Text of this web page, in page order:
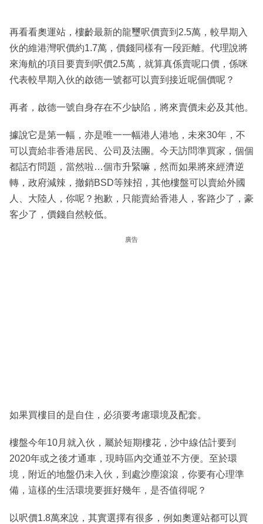
再看看奧運站，樓齡最新的龍璽呎價賣到2.5萬，較早期入
伙的維港灣呎價約1.7萬，價錢同樣有一段距離。代理說將
來海航的項目要賣到呎價2.5萬，就算真係賣呢口價，係咪
代表較早期入伙的啟徳一號都可以賣到接近呢個價呢？
再者，啟德一號自身存在不少缺陷，將來賣價未必及其他。
據說它是第一幅，亦是唯一一幅港人港地，未來30年，不
可以賣給非香港居民、公司及法團。今天訪問準買家，個個
都話冇問題，當然啦…個市升緊嘛，然而如果將來經濟逆
轉，政府減辣，撤銷BSD等辣招，其他樓盤可以賣給外國
人、大陸人，你呢？抱歉，只能賣給香港人，客路少了，豪
客少了，價錢自然較低。
廣告
如果買樓目的是自住，必須要考慮環境及配套。
樓盤今年10月就入伙，屬於短期樓花，沙中線估計要到
2020年或之後才通車，現時區內交通並不方便。至於環
境，附近的地盤仍未入伙，到處沙塵滾滾，你要有心理準
備，這樣的生活環境要捱好幾年，是否值得呢？
以呎價1.8萬來說，其實選擇有很多，例如奧運站都可以買